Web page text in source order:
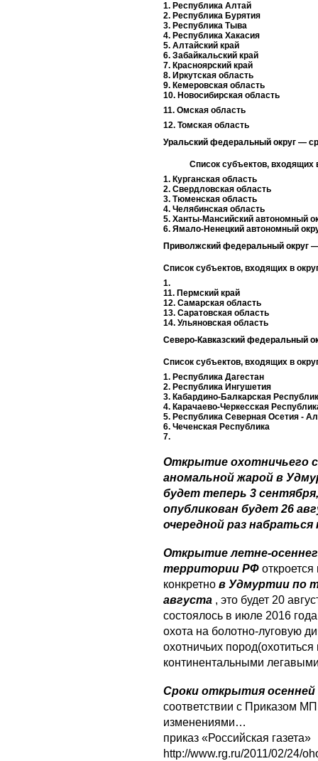
1. Республика Алтай
2. Республика Бурятия
3. Республика Тыва
4. Республика Хакасия
5. Алтайский край
6. Забайкальский край
7. Красноярский край
8. Иркутская область
9. Кемеровская область
10. Новосибирская область
11. Омская область
12. Томская область
Уральский федеральный округ —
Список субъектов, входящих
1. Курганская область
2. Свердловская область
3. Тюменская область
4. Челябинская область
5. Ханты-Мансийский автономный
6. Ямало-Ненецкий автономный
Приволжский федеральный округ
Список субъектов, входящих в
1.
11. Пермский край
12. Самарская область
13. Саратовская область
14. Ульяновская область
Северо-Кавказский федеральный
Список субъектов, входящих в
1. Республика Дагестан
2. Республика Ингушетия
3. Кабардино-Балкарская
4. Карачаево-Черкесская
5. Республика Северная Осетия -
6. Чеченская Республика
7.
Открытие охотничьего
аномальной жарой в
будет теперь 3
опубликован будет 26
очередной раз
Открытие летне-
территории РФ
конкретно в Удмуртии по
августа , это будет 20
состоялось в июле 2016
охота на болотно-луговую
охотничьих
континентальными
Сроки открытия
соответствии с Приказом
изменениями…
приказ «Российская газета»
http://www.rg.ru/2011/02/24/